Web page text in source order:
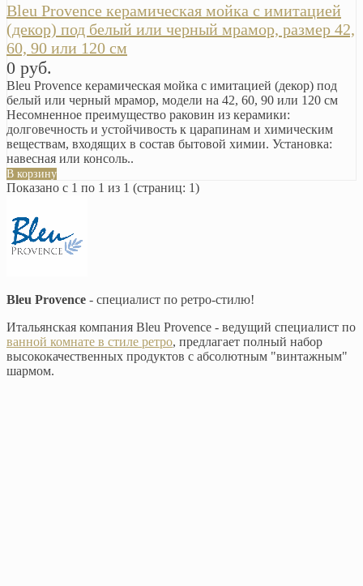
Bleu Provence керамическая мойка с имитацией
(декор) под белый или черный мрамор, размер 42,
60, 90 или 120 см
0 руб.
Bleu Provence керамическая мойка с имитацией (декор) под
белый или черный мрамор, модели на 42, 60, 90 или 120 см
Несомненное преимущество раковин из керамики:
долговечность и устойчивость к царапинам и химическим
веществам, входящих в состав бытовой химии. Установка:
навесная или консоль..
В корзину
Показано с 1 по 1 из 1 (страниц: 1)
Bleu Provence - специалист по ретро-стилю!
Итальянская компания Bleu Provence - ведущий специалист по
ванной комнате в стиле ретро, предлагает полный набор
высококачественных продуктов с абсолютным "винтажным"
шармом.